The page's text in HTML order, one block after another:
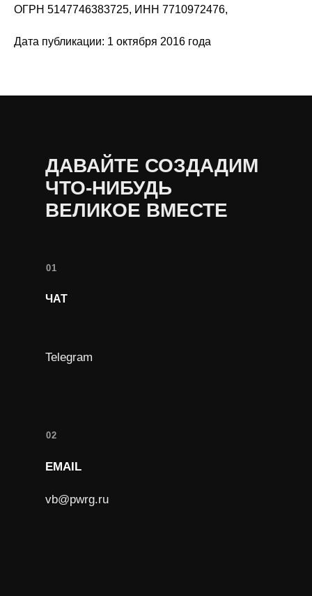
ОГРН 5147746383725, ИНН 7710972476,
Дата публикации: 1 октября 2016 года
ДАВАЙТЕ СОЗДАДИМ
ЧТО-НИБУДЬ
ВЕЛИКОЕ ВМЕСТЕ
01
ЧАТ
Telegram
02
vb@pwrg.ru
EMAIL